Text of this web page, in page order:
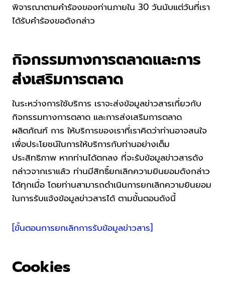
พิจารณาตามคำร้องของท่านภายใน 30 วันนับแต่วันที่เรา
ได้รับคำร้องขอดังกล่าว
กิจกรรมทางการตลาดและการ
ส่งเสริมการตลาด
ในระหว่างการใช้บริการ เราจะส่งข้อมูลข่าวสารเกี่ยวกับ
กิจกรรมทางการตลาด และการส่งเสริมการตลาด
ผลิตภัณฑ์ การ ให้บริการของเราที่เราคิดว่าท่านอาจสนใจ
เพื่อประโยชน์ในการให้บริการกับท่านอย่างเต็ม
ประสิทธิภาพ หากท่านได้ตกลง ที่จะรับข้อมูลข่าวสารดัง
กล่าวจากเราแล้ว ท่านมีสิทธิ์ยกเลิกความยินยอมดังกล่าว
ได้ทุกเมื่อ โดยท่านสามารถดำเนินการยกเลิกความยินยอม
ในการรับแจ้งข้อมูลข่าวสารได้ ตามขั้นตอนดังนี้
[ขั้นตอนการยกเลิกการรับข้อมูลข่าวสาร]
Cookies